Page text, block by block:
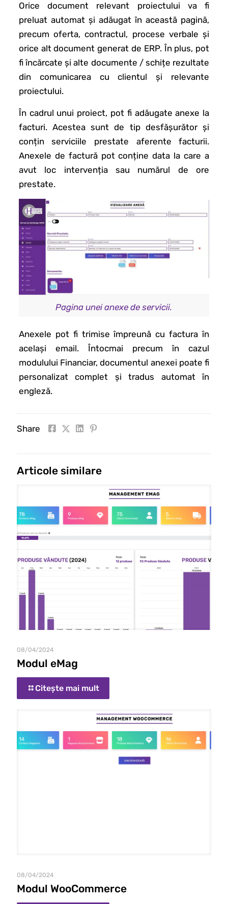
Orice document relevant proiectului va fi
preluat automat și adăugat în această pagină,
precum oferta, contractul, procese verbale și
orice alt document generat de ERP. În plus, pot
fi încărcate și alte documente / schițe rezultate
din comunicarea cu clientul și relevante
proiectului.
În cadrul unui proiect, pot fi adăugate anexe la
facturi. Acestea sunt de tip desfășurător și
conțin serviciile prestate aferente facturii.
Anexele de factură pot conține data la care a
avut loc intervenția sau numărul de ore
prestate.
Pagina unei anexe de servicii.
Anexele pot fi trimise împreună cu factura în
același email. Întocmai precum în cazul
modulului Financiar, documentul anexei poate fi
personalizat complet și tradus automat în
engleză.
Share
Articole similare
08/04/2024
Modul eMag
Citește mai mult
08/04/2024
Modul WooCommerce